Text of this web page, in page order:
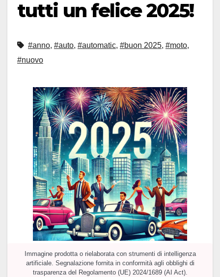
tutti un felice 2025!
#anno, #auto, #automatic, #buon 2025, #moto,
#nuovo
Immagine prodotta o rielaborata con strumenti di intelligenza
artificiale. Segnalazione fornita in conformità agli obblighi di
trasparenza del Regolamento (UE) 2024/1689 (AI Act).